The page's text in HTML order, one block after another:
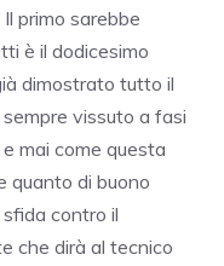
primo sarebbe
è il dodicesimo
dimostrato tutto il
vissuto a fasi
mai come questa
quanto di buono
contro il
che dirà al tecnico